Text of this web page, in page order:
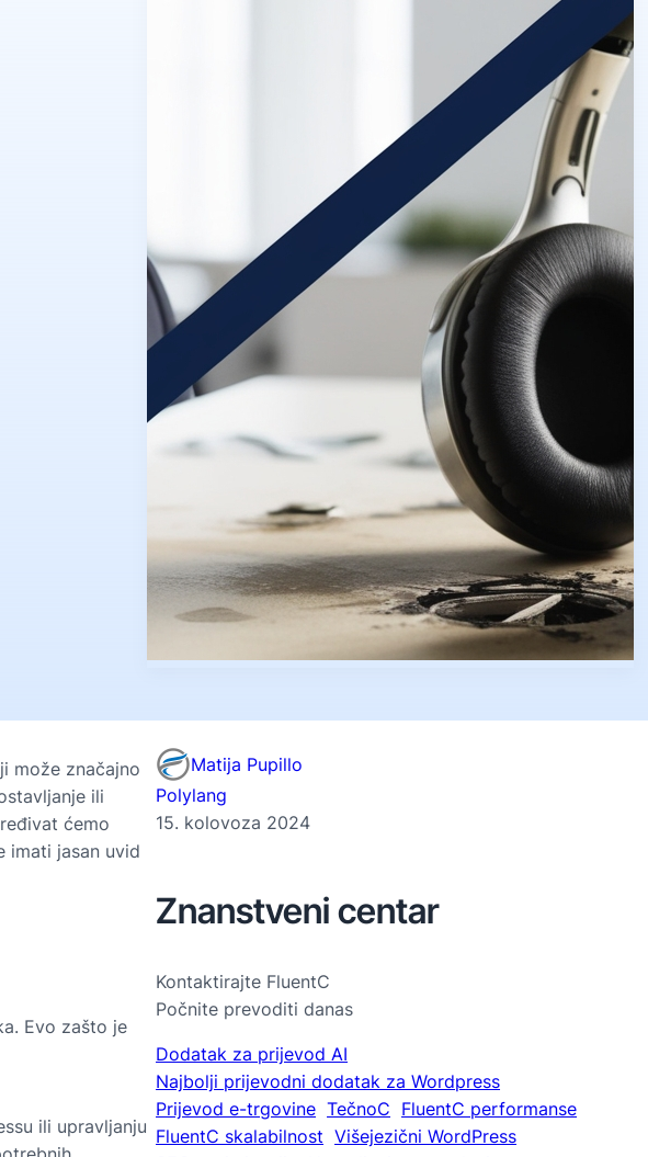
može značajno
ili
ćemo
imati jasan uvid
Evo zašto je
ili upravljanju
Matija Pupillo
Polylang
15. kolovoza 2024
Znanstveni centar
Kontaktirajte FluentC
Počnite prevoditi danas
Dodatak za prijevod AI
Najbolji prijevodni dodatak za Wordpress
Prijevod e-trgovine TečnoC FluentC performanse
FluentC skalabilnost Višejezični WordPress